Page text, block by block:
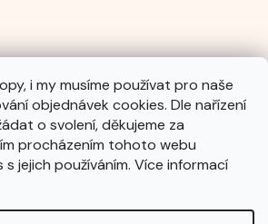
i my musíme používat pro naše
objednávek cookies. Dle nařízení
o svolení, děkujeme za
procházením tohoto webu
jejich používáním. Více informací
na Instagramu